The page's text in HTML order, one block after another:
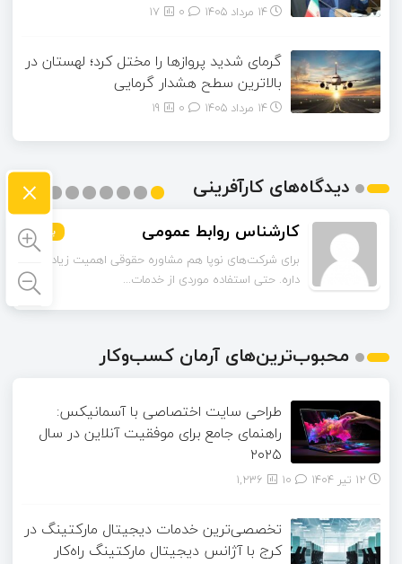
14 مرداد 1405 17
گرمای شدید پروازها را مختل کرد؛ لهستان در
بالاترین سطح هشدار گرمایی
14 مرداد 1405 19
دیدگاه‌های کارآفرینی
کارشناس روابط عمومی بیشتر
برای شرکت‌های نوپا هم مشاوره حقوقی اهمیت زیادی
داره. حتی استفاده موردی از خدمات...
بیشتر
بیشتر
بیشتر
بیشتر
بیشتر
بیشتر
بیشتر
بیشتر
محبوب‌ترین‌های آرمان کسب‌وکار
طراحی سایت اختصاصی با آسمانیکس:
راهنمای جامع برای موفقیت آنلاین در سال
۲۰۲۵
12 تیر 1404 1,236
تخصصی‌ترین خدمات دیجیتال مارکتینگ در
کرج با آژانس دیجیتال مارکتینگ راه‌کار
×